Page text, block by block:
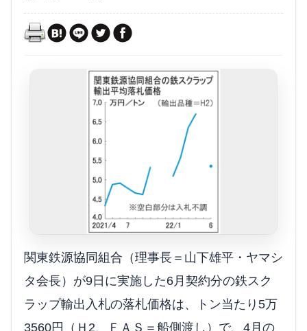
関東鉄源協同組合（理事長＝山下雄平・ヤマシ
タ会長）が9日に実施した6月契約分の鉄スク
ラップ輸出入札の落札価格は、トン当たり5万
3560円（Ｈ2、ＦＡＳ＝船側渡し）で、4月の